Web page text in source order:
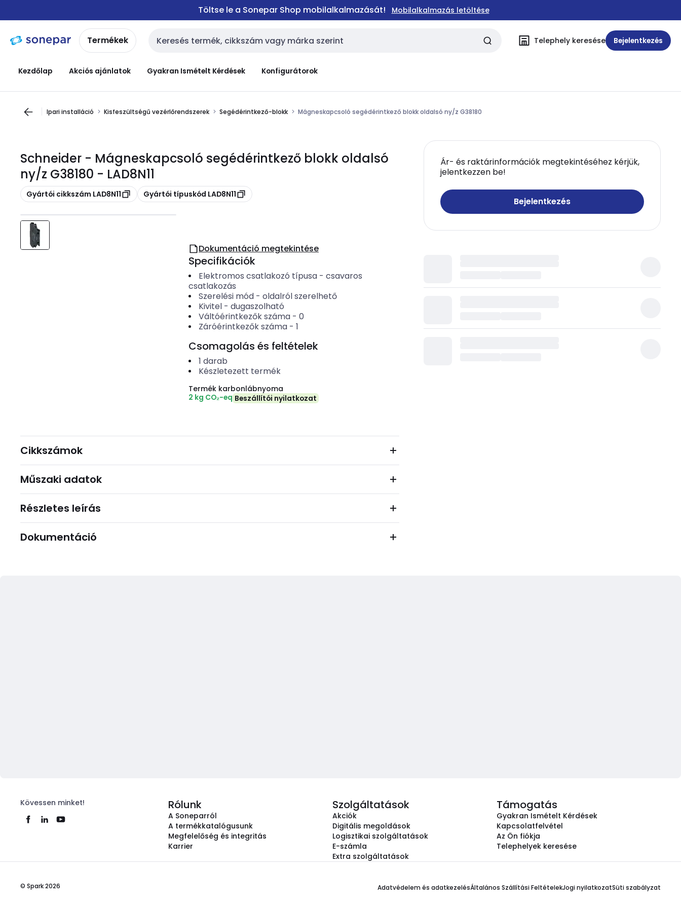
navigációhoztartalomra
Töltse le a Sonepar Shop mobilalkalmazását! Mobilalkalmazás letöltése
Termékek Keresési bemenet Telephely keresése Bejelentkezés
Kezdőlap Akciós ajánlatok Gyakran Ismételt Kérdések Konfigurátorok
Ipari installáció Kisfeszültségű vezérlőrendszerek Segédérintkező-blokk Mágneskapcsoló segédérintkező blokk oldalsó ny/z G38180
Schneider - Mágneskapcsoló segédérintkező blokk oldalsó
ny/z G38180 - LAD8N11
Másolás
Gyártói cikkszám LAD8N11 Másolás
Gyártói típuskód LAD8N11
Ár- és raktárinformációk megtekintéséhez kérjük,
jelentkezzen be!
Bejelentkezés
Dokumentáció megtekintése
Specifikációk
Elektromos csatlakozó típusa- csavaros
csatlakozás
Szerelési mód- oldalról szerelhető
Kivitel- dugaszolható
Váltóérintkezők száma- 0
Záróérintkezők száma- 1
Csomagolás és feltételek
1 darab
Készletezett termék
Termék karbonlábnyoma
2 kg CO₂-eq Beszállítói nyilatkozat
Cikkszámok
Műszaki adatok
Részletes leírás
Dokumentáció
Kövessen minket! Rólunk
A Soneparról
A termékkatalógusunk
Megfelelőség és integritás
Karrier
Szolgáltatások
Akciók
Digitális megoldások
Logisztikai szolgáltatások
E-számla
Extra szolgáltatások
Támogatás
Gyakran Ismételt Kérdések
Kapcsolatfelvétel
Az Ön fiókja
Telephelyek keresése
© Spark 2026 Adatvédelem és adatkezelésÁltalános Szállítási FeltételekJogi nyilatkozatSüti szabályzat